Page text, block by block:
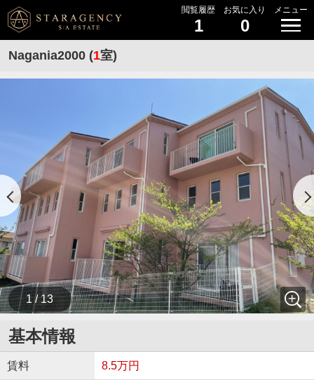
閲覧履歴
1
お気に入り
0
メニュー
Nagania2000 (1室)
1 / 13
基本情報
賃料 8.5万円